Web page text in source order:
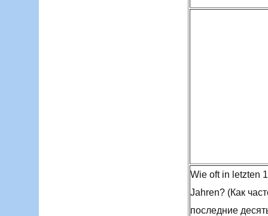
Wie oft in letzten
Jahren? (Как
последние